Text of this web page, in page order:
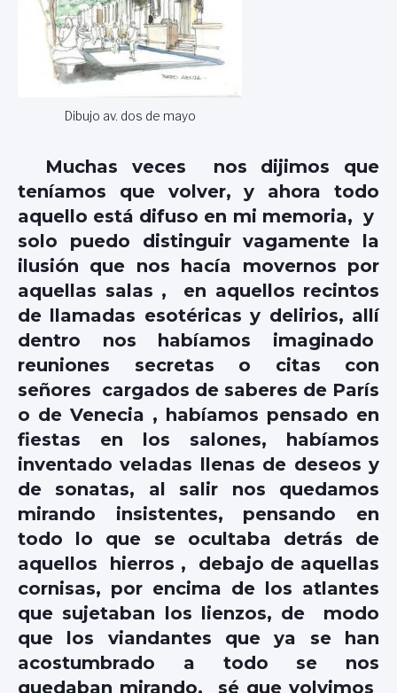
Dibujo av. dos de mayo
Muchas veces nos dijimos que
teníamos que volver, y ahora todo
aquello está difuso en mi memoria, y
solo puedo distinguir vagamente la
ilusión que nos hacía movernos por
aquellas salas , en aquellos recintos
de llamadas esotéricas y delirios, allí
dentro nos habíamos imaginado
reuniones secretas o citas con
señores cargados de saberes de París
o de Venecia , habíamos pensado en
fiestas en los salones, habíamos
inventado veladas llenas de deseos y
de sonatas, al salir nos quedamos
mirando insistentes, pensando en
todo lo que se ocultaba detrás de
aquellos hierros , debajo de aquellas
cornisas, por encima de los atlantes
que sujetaban los lienzos, de modo
que los viandantes que ya se han
acostumbrado a todo se nos
quedaban mirando, sé que volvimos